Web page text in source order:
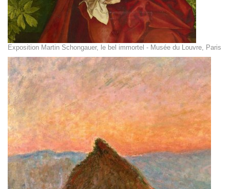
Exposition Martin Schongauer, le bel immortel - Musée du Louvre, Paris